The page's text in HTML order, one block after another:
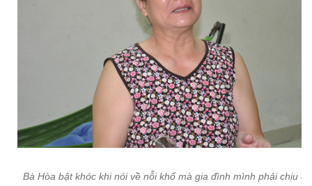
Bà Hòa bật khóc khi nói về nỗi khổ mà gia đình mình phải chịu